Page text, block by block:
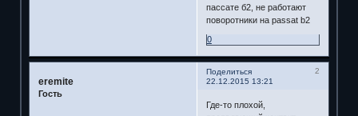
пассате б2, не работают
поворотники на passat b2
0
Поделиться
2
22.12.2015 13:21
eremite
Гость
Где-то плохой,